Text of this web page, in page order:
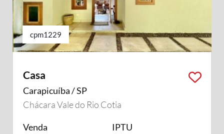
cpm1229
Casa
Carapicuíba / SP
Chácara Vale do Rio Cotia
Venda IPTU